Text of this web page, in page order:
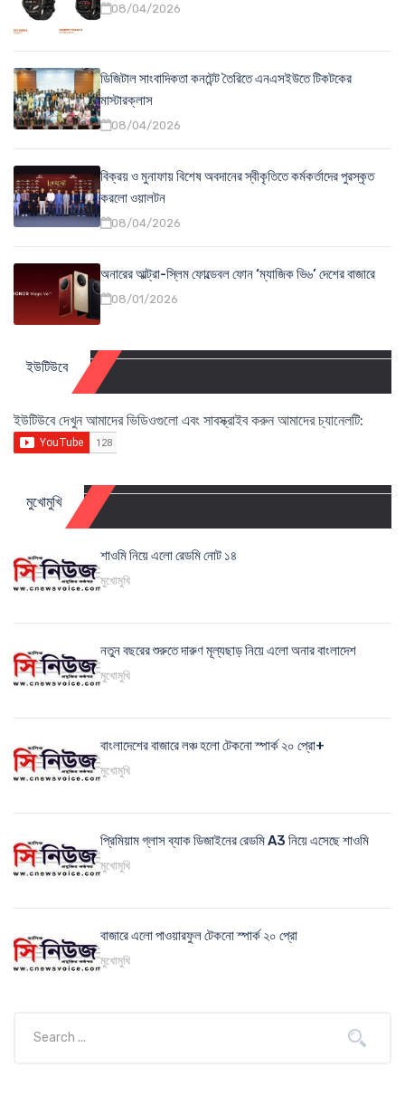
08/04/2026
ডিজিটাল সাংবাদিকতা কনটেন্ট তৈরিতে এনএসইউতে টিকটকের
মাস্টারক্লাস
08/04/2026
বিক্রয় ও মুনাফায় বিশেষ অবদানের স্বীকৃতিতে কর্মকর্তাদের পুরস্কৃত
করলো ওয়ালটন
08/04/2026
অনারের আল্ট্রা-স্লিম ফোল্ডেবল ফোন ‘ম্যাজিক ভি৬’ দেশের বাজারে
08/01/2026
ইউটিউবে
ইউটিউবে দেখুন আমাদের ভিডিওগুলো এবং সাবস্ক্রাইব করুন আমাদের চ্যানেলটি:
মুখোমুখি
শাওমি নিয়ে এলো রেডমি নোট ১৪
মুখোমুখি
নতুন বছরের শুরুতে দারুণ মূল্যছাড় নিয়ে এলো অনার বাংলাদেশ
মুখোমুখি
বাংলাদেশের বাজারে লঞ্চ হলো টেকনো স্পার্ক ২০ প্রো+
মুখোমুখি
প্রিমিয়াম গ্লাস ব্যাক ডিজাইনের রেডমি A3 নিয়ে এসেছে শাওমি
মুখোমুখি
বাজারে এলো পাওয়ারফুল টেকনো স্পার্ক ২০ প্রো
মুখোমুখি